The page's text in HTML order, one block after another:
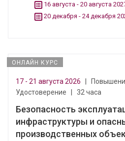
16 августа - 20 августа
20 декабря - 24 декабря
ОНЛАЙН КУРС
17 - 21 августа 2026
Удостоверение
32 часа
Безопасность
инфраструктуры и
производственных